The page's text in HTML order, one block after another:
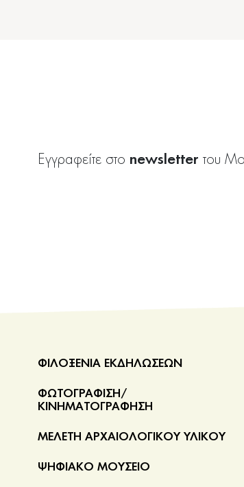
Εγγραφείτε στο newsletter του
ΦΙΛΟΞΕΝΙΑ ΕΚΔΗΛΩΣΕΩΝ
ΦΩΤΟΓΡΑΦΙΣΗ/
ΚΙΝΗΜΑΤΟΓΡΑΦΗΣΗ
ΜΕΛΕΤΗ ΑΡΧΑΙΟΛΟΓΙΚΟΥ ΥΛΙΚΟΥ
ΨΗΦΙΑΚΟ ΜΟΥΣΕΙΟ